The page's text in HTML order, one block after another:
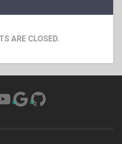
ARE CLOSED.
Google
GitHub